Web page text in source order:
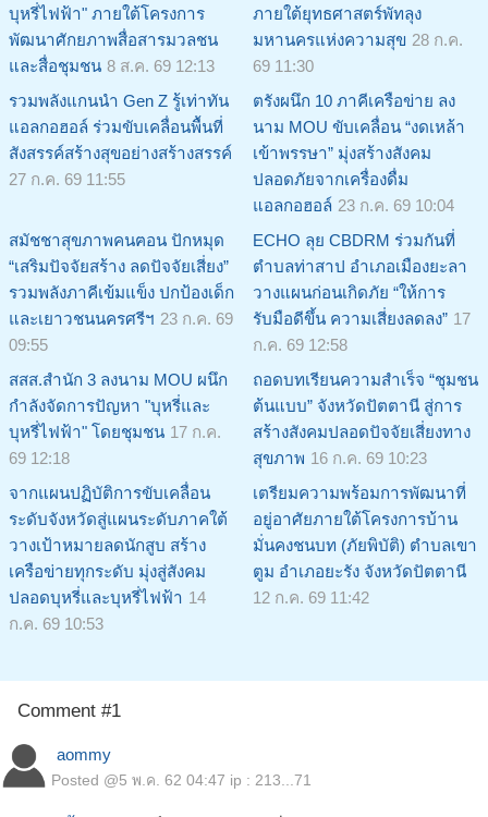
บุหรี่ไฟฟ้า" ภายใต้โครงการ
พัฒนาศักยภาพสื่อสารมวลชน
และสื่อชุมชน 8 ส.ค. 69 12:13
ภายใต้ยุทธศาสตร์พัทลุง
มหานครแห่งความสุข 28 ก.ค.
69 11:30
รวมพลังแกนนำ Gen Z รู้เท่าทัน
แอลกอฮอล์ ร่วมขับเคลื่อนพื้นที่
สังสรรค์สร้างสุขอย่างสร้างสรรค์
27 ก.ค. 69 11:55
ตรังผนึก 10 ภาคีเครือข่าย ลง
นาม MOU ขับเคลื่อน “งดเหล้า
เข้าพรรษา” มุ่งสร้างสังคม
ปลอดภัยจากเครื่องดื่ม
แอลกอฮอล์ 23 ก.ค. 69 10:04
สมัชชาสุขภาพคนฅอน ปักหมุด
“เสริมปัจจัยสร้าง ลดปัจจัยเสี่ยง”
รวมพลังภาคีเข้มแข็ง ปกป้องเด็ก
และเยาวชนนครศรีฯ 23 ก.ค. 69
09:55
ECHO ลุย CBDRM ร่วมกันที่
ตำบลท่าสาป อำเภอเมืองยะลา
วางแผนก่อนเกิดภัย “ให้การ
รับมือดีขึ้น ความเสี่ยงลดลง” 17
ก.ค. 69 12:58
สสส.สำนัก 3 ลงนาม MOU ผนึก
กำลังจัดการปัญหา "บุหรี่และ
บุหรี่ไฟฟ้า" โดยชุมชน 17 ก.ค.
69 12:18
ถอดบทเรียนความสำเร็จ “ชุมชน
ต้นแบบ” จังหวัดปัตตานี สู่การ
สร้างสังคมปลอดปัจจัยเสี่ยงทาง
สุขภาพ 16 ก.ค. 69 10:23
จากแผนปฏิบัติการขับเคลื่อน
ระดับจังหวัดสู่แผนระดับภาคใต้
วางเป้าหมายลดนักสูบ สร้าง
เครือข่ายทุกระดับ มุ่งสู่สังคม
ปลอดบุหรี่และบุหรี่ไฟฟ้า 14
ก.ค. 69 10:53
เตรียมความพร้อมการพัฒนาที่
อยู่อาศัยภายใต้โครงการบ้าน
มั่นคงชนบท (ภัยพิบัติ) ตำบลเขา
ตูม อำเภอยะรัง จังหวัดปัตตานี
12 ก.ค. 69 11:42
Comment #1
aommy
Posted @5 พ.ค. 62 04:47 ip : 213...71